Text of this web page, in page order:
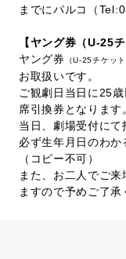
までにパルコ（
【ヤング券（U-25
ヤング券
（U-25チケット
お取扱いです。
ご観劇日当日に25
席引換券となります
当日、劇場受付に
必ず生年月日のわか
（コピー不可）
また、お二人でご
ますので予めご了承